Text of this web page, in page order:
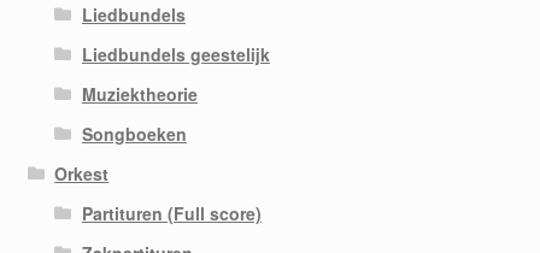
Liedbundels
Liedbundels geestelijk
Muziektheorie
Songboeken
Orkest
Partituren (Full score)